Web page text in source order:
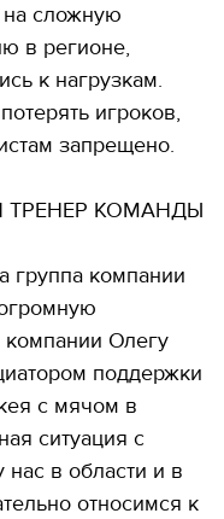
на сложную
в регионе,
к нагрузкам.
игроков,
запрещено.
ТРЕНЕР КОМАНДЫ
группа компании
компании Олегу
поддержки
с мячом в
ситуация с
нас в области и в
относимся к